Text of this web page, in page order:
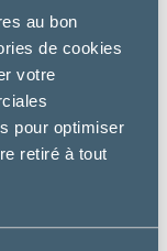
au bon
de cookies
votre
pour optimiser
retiré à tout